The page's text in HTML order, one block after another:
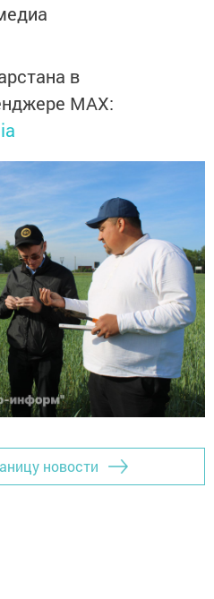
в
MАХ:
новости